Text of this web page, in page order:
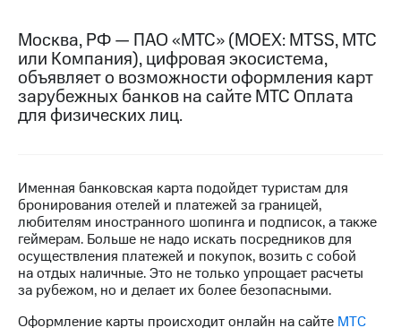
Контакты
Медиа-центр
Пресс-
релизы
Достижения
Интервью
Финансовая
отчетность
Москва, РФ — ПАО «МТС» (MOEX: MTSS, МТС
или Компания), цифровая экосистема,
объявляет о возможности оформления карт
зарубежных банков на сайте МТС Оплата
для физических лиц.
Именная банковская карта подойдет туристам для
бронирования отелей и платежей за границей,
любителям иностранного шопинга и подписок, а также
геймерам. Больше не надо искать посредников для
осуществления платежей и покупок, возить с собой
на отдых наличные. Это не только упрощает расчеты
за рубежом, но и делает их более безопасными.
Оформление карты происходит онлайн на сайте МТС